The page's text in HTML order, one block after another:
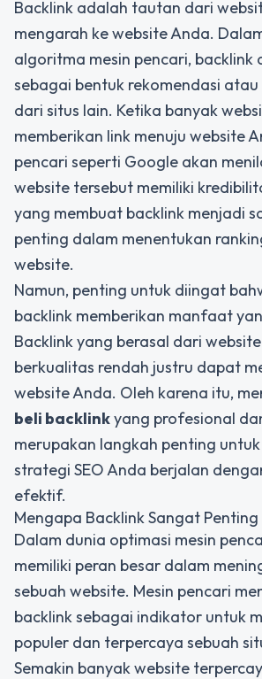
Backlink adalah tautan dari
mengarah ke website Anda.
algoritma mesin pencari, backlink
sebagai bentuk rekomendasi
dari situs lain. Ketika banyak
memberikan link menuju website
pencari seperti Google akan
website tersebut memiliki
yang membuat backlink menjadi
penting dalam menentukan
website.
Namun, penting untuk diingat
backlink memberikan manfaat
Backlink yang berasal dari
berkualitas rendah justru dapat
website Anda. Oleh karena itu,
beli backlinkyang profesional
merupakan langkah penting
strategi SEO Anda berjalan
efektif.
Mengapa Backlink Sangat Penting
Dalam dunia optimasi mesin
memiliki peran besar dalam
sebuah website. Mesin pencari
backlink sebagai indikator untuk
populer dan terpercaya sebuah
Semakin banyak website